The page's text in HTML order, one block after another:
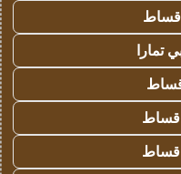
تمارا
اقساط